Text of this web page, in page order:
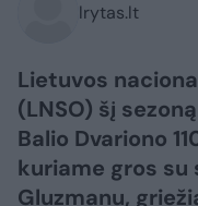
lrytas.lt
Lietuvos
(LNSO) šį
Balio Dvariono
kuriame gros su
Gluzmanu,